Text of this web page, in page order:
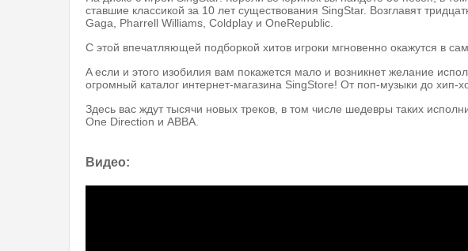
ставшие классикой за 10 лет существования SingStar. Возглавят
Gaga, Pharrell Williams, Coldplay и OneRepublic.
С этой впечатляющей подборкой хитов игроки мгновенно окажутся в
A если и этого изобилия вам покажется мало и возникнет желание
огромный каталог интернет-магазина SingStore! От поп-музыки до хип-
Здесь вас ждут тысячи новых треков, в том числе шедевры таких
One Direction и ABBA.
Видео: